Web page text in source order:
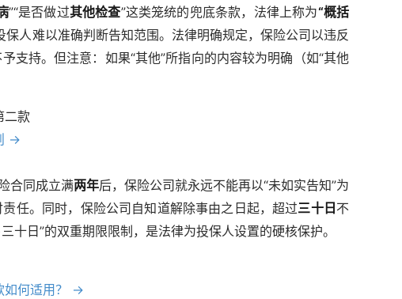
”“是否做过其他检查”这类笼统的兜底条款，法律上称为“概括
人难以准确判断告知范围。法律明确规定，保险公司以违反
支持。但注意：如果“其他”所指向的内容较为明确（如“其他
二款
→
合同成立满两年后，保险公司就永远不能再以“未如实告知”为
任。同时，保险公司自知道解除事由之日起，超过三十日 不
十日”的双重期限限制，是法律为投保人设置的硬核保护。
如何适用？ →